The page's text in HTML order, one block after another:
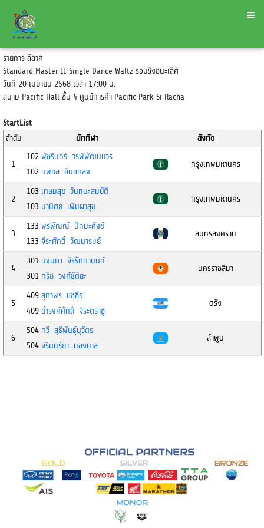
รายการ ลีลาศ
Standard Master II Single Dance Waltz รอบชิงชนะเลิศ
วันที่ 20 เมษายน 2568 เวลา 17:00 น.
สนาม Pacific Hall ชั้น 4 ศูนย์การค้า Pacific Park Si Racha
StartList
ลำดับ
นักกีฬา สังกัด
1
102 พัชรินทร์ วรพิพัฒน์บวร
102 นพดล อินแถลง
กรุงเทพมหานคร
2
103 เกษมสุข วันทนะสมบัติ
103 มานิตย์ เพิ่มผาสุข
กรุงเทพมหานคร
3
133 พรพัณณ์ ปัทมะศังข์
133 จีระศักดิ์ วัฒนารมย์
สมุทรสงคราม
4
301 นงนภา จิรรักกานนท์
301 กริช วงศ์ขัติยะ
นครราชสีมา
5
409 สุภาพร แช่ชือ
409 ดำรงค์ศักดิ์ จิระตราชู
ตรัง
6
504 กวี สุธีพันธุ์นุวัตร
504 จรินทร์ยา ทองบาล
ลำพูน